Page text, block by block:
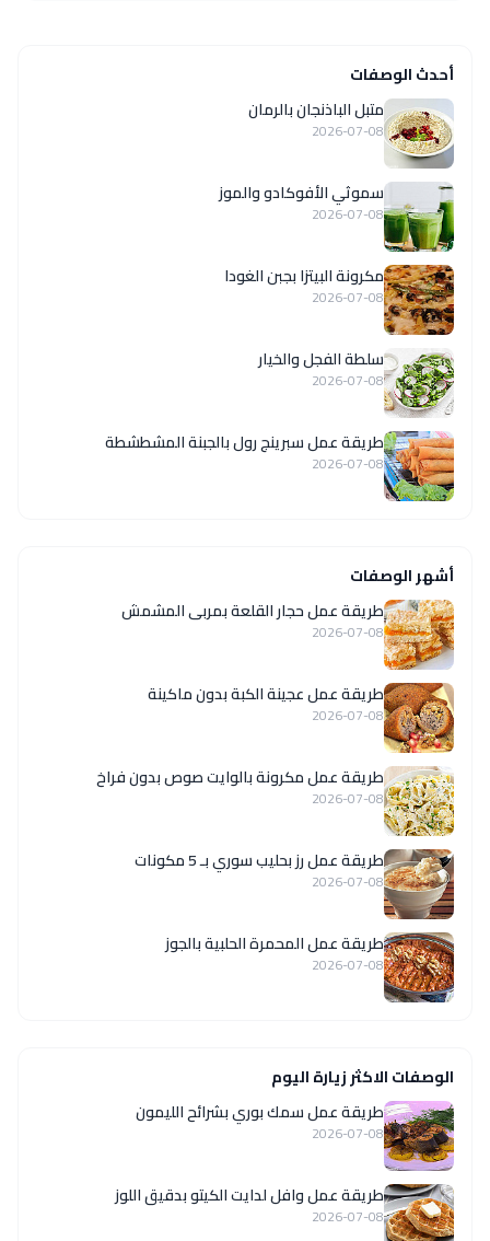
أحدث الوصفات
متبل الباذنجان بالرمان
2026-07-08
سموثي الأفوكادو والموز
2026-07-08
مكرونة البيتزا بجبن الغودا
2026-07-08
سلطة الفجل والخيار
2026-07-08
طريقة عمل سبرينج رول بالجبنة المشطشطة
2026-07-08
أشهر الوصفات
طريقة عمل حجار القلعة بمربى المشمش
2026-07-08
طريقة عمل عجينة الكبة بدون ماكينة
2026-07-08
طريقة عمل مكرونة بالوايت صوص بدون فراخ
2026-07-08
طريقة عمل رز بحليب سوري بـ 5 مكونات
2026-07-08
طريقة عمل المحمرة الحلبية بالجوز
2026-07-08
الوصفات الاكثر زيارة اليوم
طريقة عمل سمك بوري بشرائح الليمون
2026-07-08
طريقة عمل وافل لدايت الكيتو بدقيق اللوز
2026-07-08